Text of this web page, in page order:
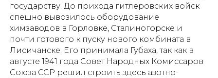
государству. До прихода гитлеровских войск
спешно вывозилось оборудование
химзаводов в Горловке, Сталиногорске и
почти готового к пуску нового комбината в
Лисичанске. Его принимала Губаха, так как в
августе 1941 года Совет Народных Комиссаров
Союза ССР решил строить здесь азотно-